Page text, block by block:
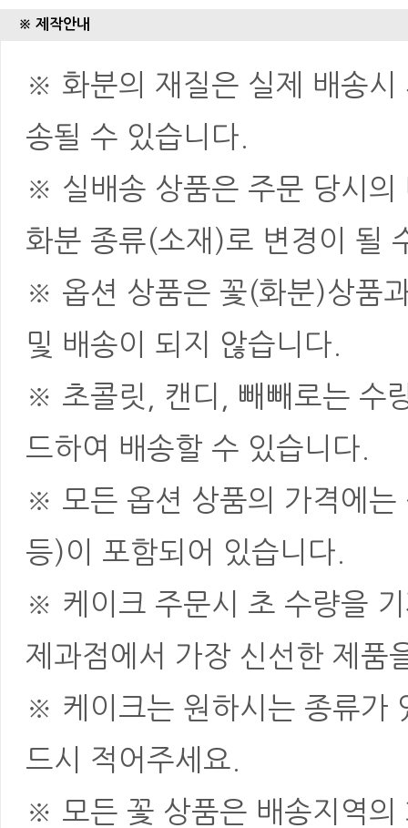
※ 제작안내
※ 화분의 재질은 실제 배송시
송될 수 있습니다.
※ 실배송 상품은 주문 당시의
화분 종류(소재)로 변경이 될
※ 옵션 상품은 꽃(화분)상품
및 배송이 되지 않습니다.
※ 초콜릿, 캔디, 빼빼로는 수
드하여 배송할 수 있습니다.
※ 모든 옵션 상품의 가격에는
등)이 포함되어 있습니다.
※ 케이크 주문시 초 수량을
제과점에서 가장 신선한 제품
※ 케이크는 원하시는 종류가
드시 적어주세요.
※ 모든 꽃 상품은 배송지역의